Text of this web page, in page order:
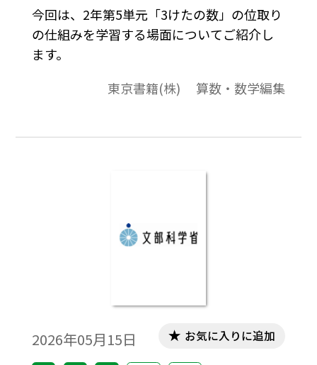
今回は、2年第5単元「3けたの数」の位取り
の仕組みを学習する場面についてご紹介し
ます。
東京書籍(株) 算数・数学編集
2026年05月15日 お気に入りに追加